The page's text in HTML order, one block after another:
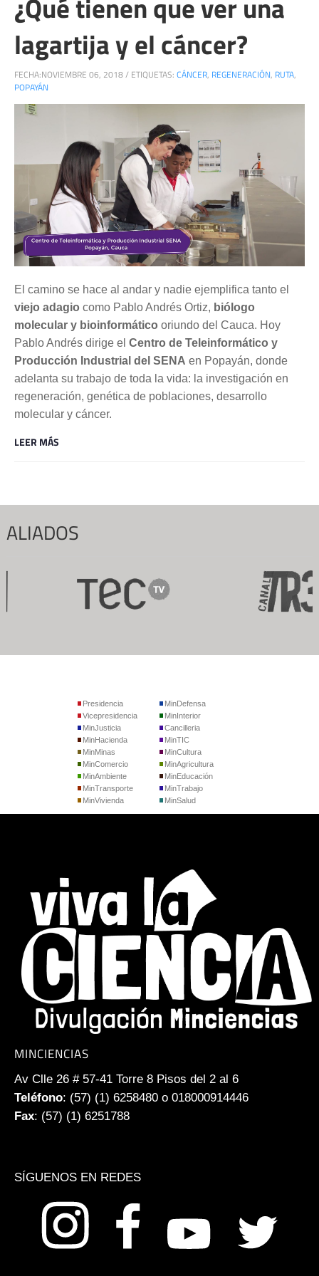
lagartija y el cáncer?
FECHA:NOVIEMBRE 06, 2018/ ETIQUETAS: CÁNCER, REGENERACIÓN, RUTA,
POPAYÁN
El camino se hace al andar y nadie ejemplifica tanto el
viejo adagio como Pablo Andrés Ortiz, biólogo
molecular y bioinformático oriundo del Cauca. Hoy
Pablo Andrés dirige el Centro de Teleinformático y
Producción Industrial del SENA en Popayán, donde
adelanta su trabajo de toda la vida: la investigación en
regeneración, genética de poblaciones, desarrollo
molecular y cáncer.
LEER MÁS
ALIADOS
Presidencia
Vicepresidencia
MinJusticia
MinDefensa
MinInterior
Cancilleria
MinHacienda
MinMinas
MinComercio
MinTIC
MinCultura
MinAgricultura
MinAmbiente
MinTransporte
MinVivienda
MinEducación
MinTrabajo
MinSalud
MINCIENCIAS
Av Clle 26 # 57-41 Torre 8 Pisos del 2 al 6
Teléfono: (57) (1) 6258480 o 018000914446
Fax: (57) (1) 6251788
SÍGUENOS EN REDES